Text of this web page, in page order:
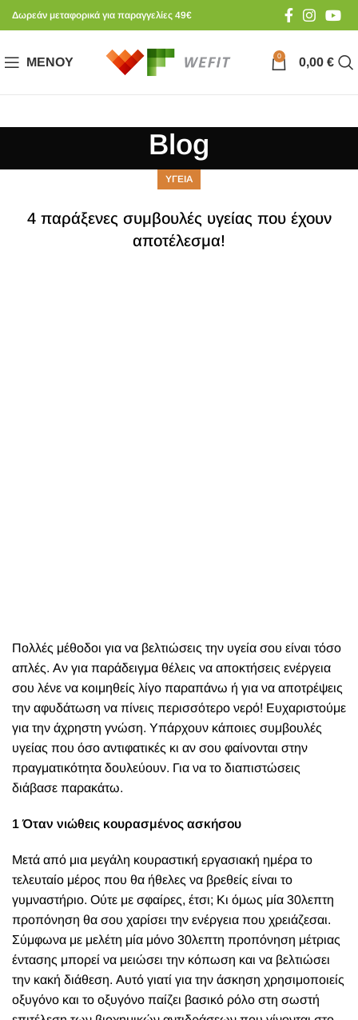
Δωρεάν μεταφορικά για παραγγελίες 49€
ΜΕΝΟΎ 0 0,00 €
Blog
ΥΓΕΙΑ
4 παράξενες συμβουλές υγείας που έχουν
αποτέλεσμα!
Πολλές μέθοδοι για να βελτιώσεις την υγεία σου είναι τόσο
απλές. Αν για παράδειγμα θέλεις να αποκτήσεις ενέργεια
σου λένε να κοιμηθείς λίγο παραπάνω ή για να αποτρέψεις
την αφυδάτωση να πίνεις περισσότερο νερό! Ευχαριστούμε
για την άχρηστη γνώση. Υπάρχουν κάποιες συμβουλές
υγείας που όσο αντιφατικές κι αν σου φαίνονται στην
πραγματικότητα δουλεύουν. Για να το διαπιστώσεις
διάβασε παρακάτω.
1 Όταν νιώθεις κουρασμένος ασκήσου
Μετά από μια μεγάλη κουραστική εργασιακή ημέρα το
τελευταίο μέρος που θα ήθελες να βρεθείς είναι το
γυμναστήριο. Ούτε με σφαίρες, έτσι; Κι όμως μία 30λεπτη
προπόνηση θα σου χαρίσει την ενέργεια που χρειάζεσαι.
Σύμφωνα με μελέτη μία μόνο 30λεπτη προπόνηση μέτριας
έντασης μπορεί να μειώσει την κόπωση και να βελτιώσει
την κακή διάθεση. Αυτό γιατί για την άσκηση χρησιμοποιείς
οξυγόνο και το οξυγόνο παίζει βασικό ρόλο στη σωστή